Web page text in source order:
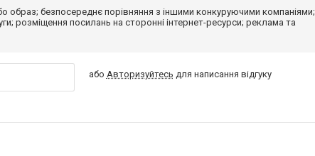
образ; безпосереднє порівняння з іншими конкуруючими компаніями;
розміщення посилань на сторонні інтернет-ресурси; реклама та
або Авторизуйтесь для написання відгуку